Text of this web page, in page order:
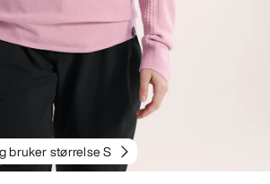
bruker størrelse S